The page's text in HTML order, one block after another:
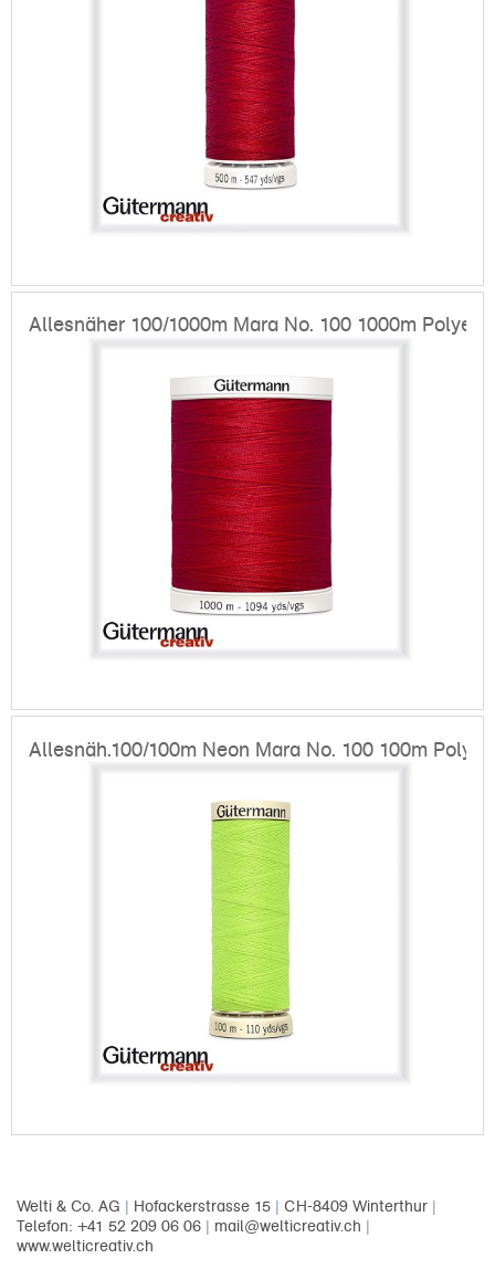
Allesnäher 100/1000m Mara No. 100 1000m
Allesnäh.100/100m Neon Mara No. 100 100m
Welti & Co. AG | Hofackerstrasse 15 | CH-8409 Winterthur |
Telefon: +41 52 209 06 06 | mail@welticreativ.ch |
www.welticreativ.ch